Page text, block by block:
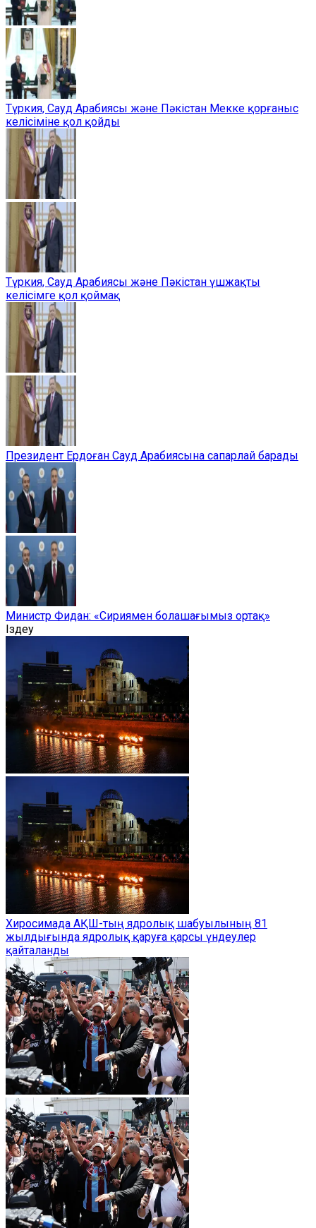
Түркия, Сауд Арабиясы және Пәкістан Мекке қорғаныс
келісіміне қол қойды
Түркия, Сауд Арабиясы және Пәкістан үшжақты
келісімге қол қоймақ
Президент Ердоған Сауд Арабиясына сапарлай барады
Министр Фидан: «Сириямен болашағымыз ортақ»
Іздеу
Хиросимада АҚШ-тың ядролық шабуылының 81
жылдығында ядролық қаруға қарсы үндеулер
қайталанды